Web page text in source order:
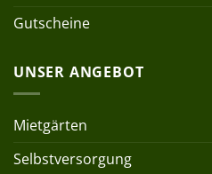
Gutscheine
UNSER ANGEBOT
Mietgärten
Selbstversorgung